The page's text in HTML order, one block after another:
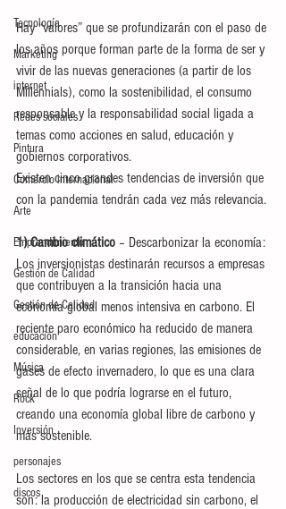
Tecnología
Marketing
internet
Redes sociales
Pintura
Comercio internacional
Arte
Emprendimiento
Gestión de Calidad
Gestión de Calidad
educación
Música
Rock
Inversión
personajes
discos
Hay “valores” que se profundizarán con el paso de
los años porque forman parte de la forma de ser y
vivir de las nuevas generaciones (a partir de los
Millennials), como la sostenibilidad, el consumo
responsable y la responsabilidad social ligada a
temas como acciones en salud, educación y
gobiernos corporativos.
Existen cinco grandes tendencias de inversión que
con la pandemia tendrán cada vez más relevancia.
1) Cambio climático – Descarbonizar la economía:
Los inversionistas destinarán recursos a empresas
que contribuyen a la transición hacia una
economía global menos intensiva en carbono. El
reciente paro económico ha reducido de manera
considerable, en varias regiones, las emisiones de
gases de efecto invernadero, lo que es una clara
señal de lo que podría lograrse en el futuro,
creando una economía global libre de carbono y
más sostenible.
Los sectores en los que se centra esta tendencia
son: la producción de electricidad sin carbono, el